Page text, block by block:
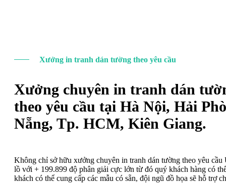
Xưởng in tranh dán tường theo yêu cầu
Xưởng chuyên in tranh dán
theo yêu cầu tại Hà Nội, Hải
Nẵng, Tp. HCM, Kiên Giang.
Không chỉ sở hữu xưởng chuyên in tranh dán tường theo yêu
lồ với + 199.899 độ phân giải cực lớn từ đó quý khách hàng có
khách có thể cung cấp các mẫu có sẵn, đội ngũ đồ họa sẽ hỗ trợ